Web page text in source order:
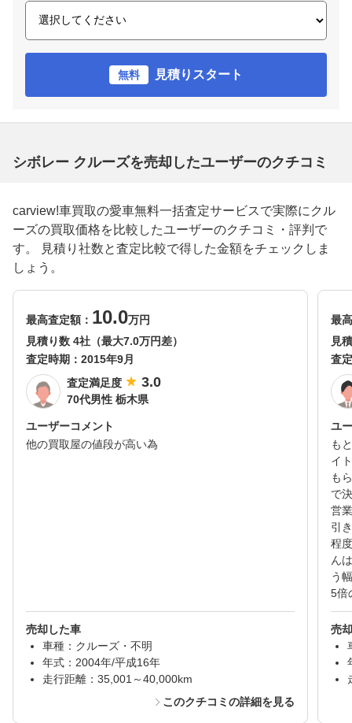
無料 見積りスタート
シボレー クルーズを売却したユーザーのクチコミ
carview!車買取の愛車無料一括査定サービスで実際にクル
ーズの買取価格を比較したユーザーのクチコミ・評判で
す。 見積り社数と査定比較で得した金額をチェックしま
しょう。
最高査定額： 10.0万円
見積り数 4社（最大7.0万円差）
査定時期： 2015年9月
査定満足度
3.0
70代男性 栃木県
ユーザーコメント
他の買取屋の値段が高い為
売却した車
車種：クルーズ・不明
年式：2004年/平成16年
走行距離：35,001～40,000km
このクチコミの詳細を見る
最
見
査
ユ
も
イ
も
で
営
引
程
ん
う
5倍
売